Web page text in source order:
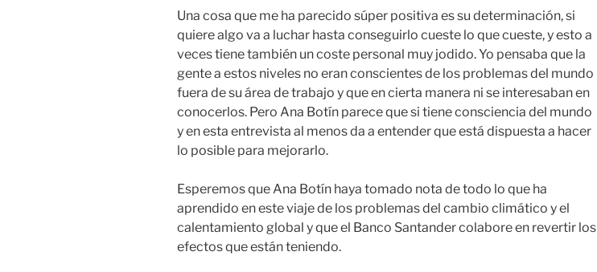
Una cosa que me ha parecido súper positiva es su determinación, si
quiere algo va a luchar hasta conseguirlo cueste lo que cueste, y esto a
veces tiene también un coste personal muy jodido. Yo pensaba que la
gente a estos niveles no eran conscientes de los problemas del mundo
fuera de su área de trabajo y que en cierta manera ni se interesaban en
conocerlos. Pero Ana Botín parece que si tiene consciencia del mundo
y en esta entrevista al menos da a entender que está dispuesta a hacer
lo posible para mejorarlo.
Esperemos que Ana Botín haya tomado nota de todo lo que ha
aprendido en este viaje de los problemas del cambio climático y el
calentamiento global y que el Banco Santander colabore en revertir los
efectos que están teniendo.